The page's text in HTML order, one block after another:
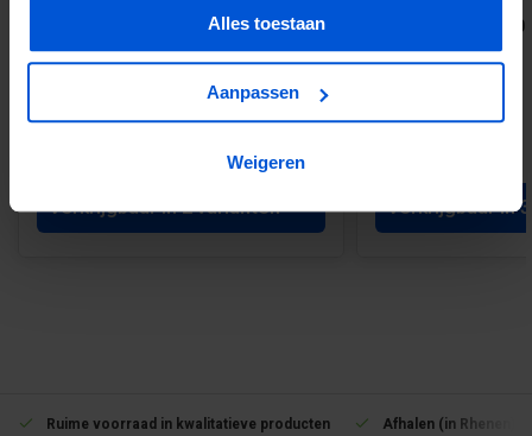
Alles toestaan
Aanpassen
Weigeren
EPDM stadsuitloop vierkant 60 x 80
mm
Verkrijgbaar in 2 varianten
Zink HWA buis Ø
Verkrijgbaar in
Ruime voorraad in kwalitatieve producten Afhalen (in Rhenen)